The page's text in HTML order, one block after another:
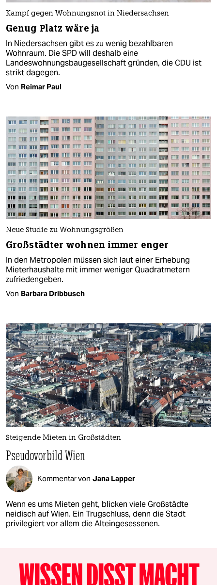
Kampf gegen Wohnungsnot in Niedersachsen
Genug Platz wäre ja
In Niedersachsen gibt es zu wenig bezahlbaren
Wohnraum. Die SPD will deshalb eine
Landeswohnungsbaugesellschaft gründen, die CDU ist
strikt dagegen.
Von Reimar Paul
Neue Studie zu Wohnungsgrößen
Großstädter wohnen immer enger
In den Metropolen müssen sich laut einer Erhebung
Mieterhaushalte mit immer weniger Quadratmetern
zufriedengeben.
Von Barbara Dribbusch
Steigende Mieten in Großstädten
Pseudovorbild Wien
Kommentar von Jana Lapper
Wenn es ums Mieten geht, blicken viele Großstädte
neidisch auf Wien. Ein Trugschluss, denn die Stadt
privilegiert vor allem die Alteingesessenen.